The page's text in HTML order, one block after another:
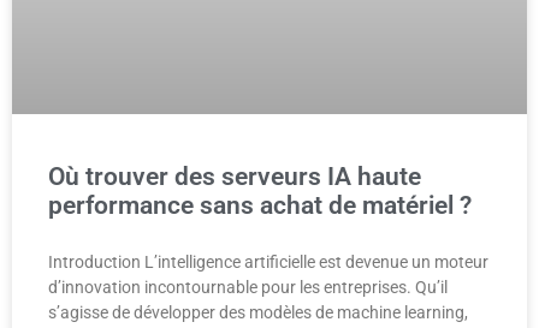
Où trouver des serveurs IA haute
performance sans achat de matériel ?
Introduction L’intelligence artificielle est devenue un moteur
d’innovation incontournable pour les entreprises. Qu’il
s’agisse de développer des modèles de machine learning,